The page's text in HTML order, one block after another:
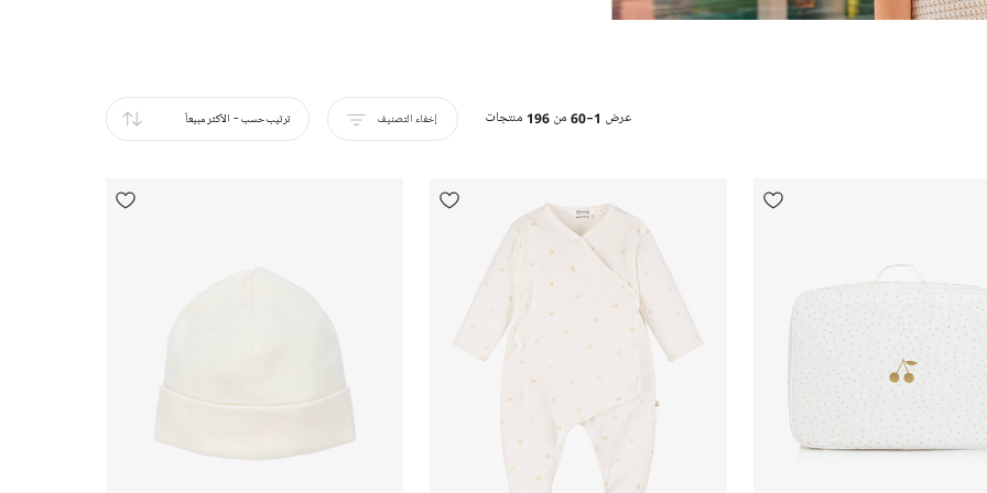
عرض 1-60 من 196 منتجات إخفاء التصنيف ترتيب حسب- الأكثر مبيعاً